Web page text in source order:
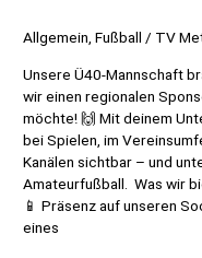
Allgemein,Fußball / TV
Unsere Ü40-Mannschaft
wir einen regionalen
möchte! 🙌 Mit deinem
bei Spielen, im
Kanälen sichtbar – und
Amateurfußball. Was wir
📱 Präsenz auf unseren
eines